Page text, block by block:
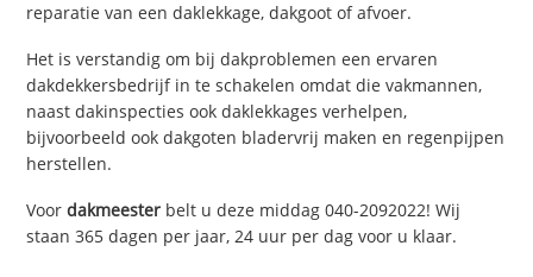
reparatie van een daklekkage, dakgoot of afvoer.
Het is verstandig om bij dakproblemen een ervaren
dakdekkersbedrijf in te schakelen omdat die vakmannen,
naast dakinspecties ook daklekkages verhelpen,
bijvoorbeeld ook dakgoten bladervrij maken en regenpijpen
herstellen.
Voordakmeester belt u deze middag 040-2092022! Wij
staan 365 dagen per jaar, 24 uur per dag voor u klaar.